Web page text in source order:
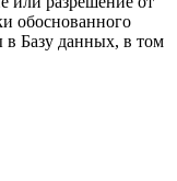
обоснованного
в Базу данных, в том